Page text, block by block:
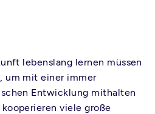
lebenslang lernen müssen
um mit einer immer
Entwicklung mithalten
viele große